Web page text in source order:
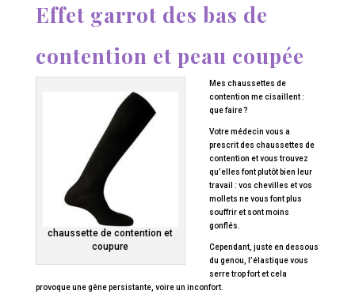
Effet garrot des bas de
contention et peau coupée
chaussette de contention et
coupure
Mes chaussettes de
contention me cisaillent :
que faire ?
Votre médecin vous a
prescrit des chaussettes de
contention et vous trouvez
qu’elles font plutôt bien leur
travail : vos chevilles et vos
mollets ne vous font plus
souffrir et sont moins
gonflés.
Cependant, juste en dessous
du genou, l’élastique vous
serre trop fort et cela
provoque une gêne persistante, voire un inconfort.